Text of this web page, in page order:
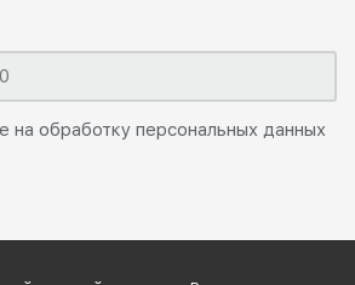
на обработку персональных данных